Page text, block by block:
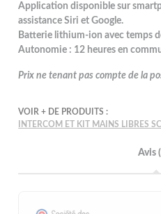
Application disponible sur
assistance Siri et Google.
Batterie lithium-ion avec temps
Autonomie : 12 heures en
Prix ne tenant pas compte de la
VOIR + DE PRODUITS :
INTERCOM ET KIT MAINS LIBRES
Avis